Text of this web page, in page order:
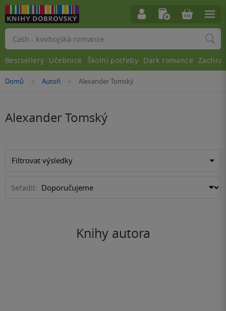
Nacházíte
Domů »Autoři »Alexander Tomský
Alexander Tomský
Filtrovat výsledky
Seřadit:
Knihy autora
Vyhledávání
Bestsellery Učebnice Školní potřeby Dark romance